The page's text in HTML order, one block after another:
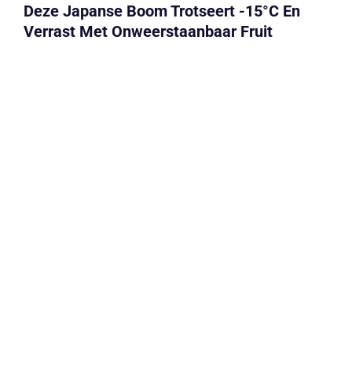
Deze Japanse Boom Trotseert -15°C En
Verrast Met Onweerstaanbaar Fruit